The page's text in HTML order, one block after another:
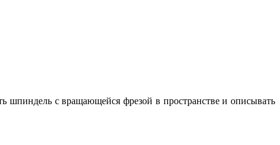
шпиндель с вращающейся фрезой в пространстве и описывать